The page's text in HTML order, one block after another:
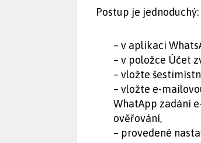
Postup je jednoduchý:
– v aplikaci
– v položce Účet
– vložte
– vložte e-
WhatApp zadání
ověřování,
– provedené